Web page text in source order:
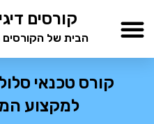
לתוכן
קורסים
הבית של הקורסים
קורס טכנאי
למקצוע